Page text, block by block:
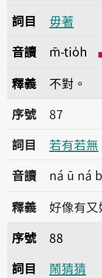
詞目
毋著
音讀
m̄-tio̍h
釋義
不對。
序號87若有若無
序號
87
詞目
若有若無
音讀
ná ū ná
釋義
好像有又
序號88鬧猜猜
序號
88
詞目
鬧猜猜